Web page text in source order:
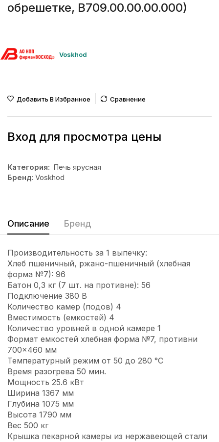
обрешетке, В709.00.00.00.000)
Voskhod
Добавить В Избранное Сравнение
Вход для просмотра цены
Категория: Печь ярусная
Бренд: Voskhod
Описание Бренд
Производительность за 1 выпечку:
Хлеб пшеничный, ржано-пшеничный (хлебная
форма №7): 96
Батон 0,3 кг (7 шт. на противне): 56
Подключение 380 В
Количество камер (подов) 4
Вместимость (емкостей) 4
Количество уровней в одной камере 1
Формат емкостей хлебная форма №7, противни
700×460 мм
Температурный режим от 50 до 280 °С
Время разогрева 50 мин.
Мощность 25.6 кВт
Ширина 1367 мм
Глубина 1075 мм
Высота 1790 мм
Вес 500 кг
Крышка пекарной камеры из нержавеющей стали